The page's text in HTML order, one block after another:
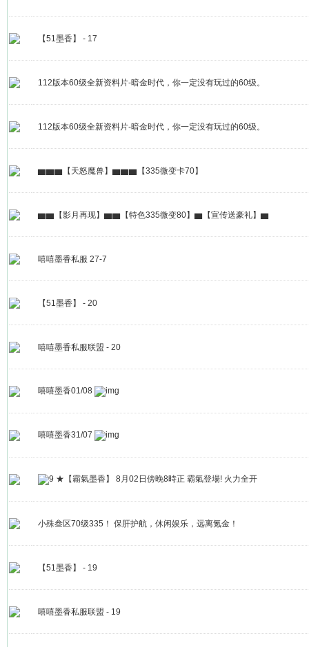
【51墨香】 - 17
112版本60级全新资料片-暗金时代，你一定没有玩过的60级。
112版本60级全新资料片-暗金时代，你一定没有玩过的60级。
▆▆▆【天怒魔兽】▆▆▆【335微变卡70】
▆▆【影月再现】▆▆【特色335微变80】▆【宣传送豪礼】▆
嘻嘻墨香私服 27-7
【51墨香】 - 20
嘻嘻墨香私服联盟 - 20
嘻嘻墨香01/08
嘻嘻墨香31/07
★【霸氣墨香】 8月02日傍晚8時正 霸氣登場! 火力全开
小殊叁区70级335！ 保肝护航，休闲娱乐，远离氪金！
【51墨香】 - 19
嘻嘻墨香私服联盟 - 19